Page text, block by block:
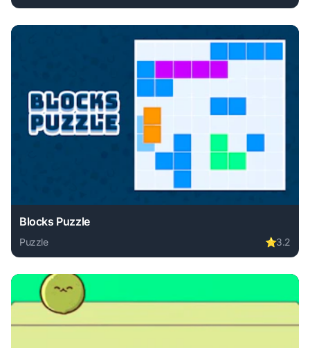
Play Geom-etrys online free. puzzle game, no download
Blocks Puzzle
Puzzle ⭐3.2
Play Blocks Puzzle online free. puzzle game, no